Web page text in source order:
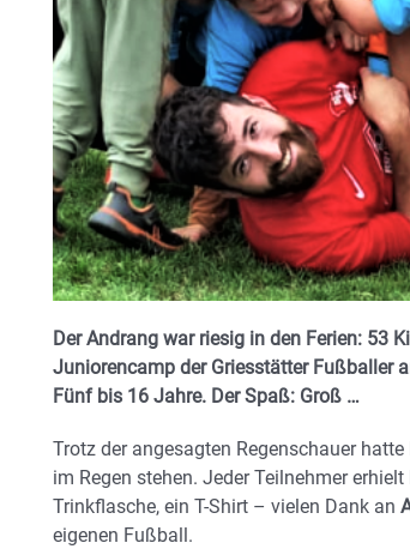
Der Andrang war riesig in den Ferien: 53
Juniorencamp der Griesstätter Fußballer
Fünf bis 16 Jahre. Der Spaß: Groß …
Trotz der angesagten Regenschauer
im Regen stehen. Jeder Teilnehmer
Trinkflasche, ein T-Shirt – vielen Dank an
eigenen Fußball.